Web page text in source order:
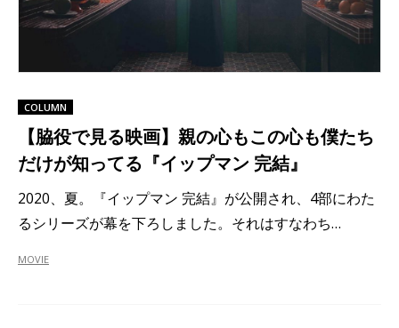
COLUMN
【脇役で見る映画】親の心もこの心も僕たち
だけが知ってる『イップマン 完結』
2020、夏。『イップマン 完結』が公開され、4部にわた
るシリーズが幕を下ろしました。それはすなわち…
MOVIE